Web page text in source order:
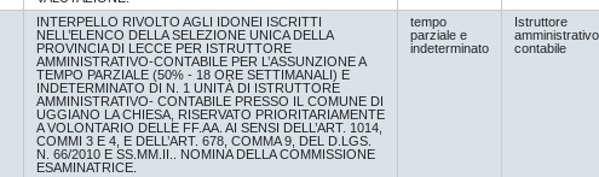
INTERPELLO RIVOLTO AGLI IDONEI ISCRITTI
NELL’ELENCO DELLA SELEZIONE UNICA DELLA
PROVINCIA DI LECCE PER ISTRUTTORE
AMMINISTRATIVO-CONTABILE PER L’ASSUNZIONE A
TEMPO PARZIALE (50% - 18 ORE SETTIMANALI) E
INDETERMINATO DI N. 1 UNITÀ DI ISTRUTTORE
AMMINISTRATIVO- CONTABILE PRESSO IL COMUNE DI
UGGIANO LA CHIESA, RISERVATO PRIORITARIAMENTE
A VOLONTARIO DELLE FF.AA. AI SENSI DELL’ART. 1014,
COMMI 3 E 4, E DELL’ART. 678, COMMA 9, DEL D.LGS.
N. 66/2010 E SS.MM.II.. NOMINA DELLA COMMISSIONE
ESAMINATRICE.
tempo
parziale e
indeterminato
Istruttore
contabile